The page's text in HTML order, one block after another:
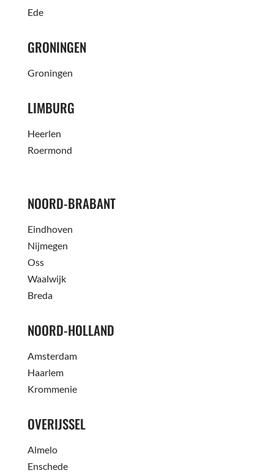
Ede
GRONINGEN
Groningen
LIMBURG
Heerlen
Roermond
NOORD-BRABANT
Eindhoven
Nijmegen
Oss
Waalwijk
Breda
NOORD-HOLLAND
Amsterdam
Haarlem
Krommenie
OVERIJSSEL
Almelo
Enschede